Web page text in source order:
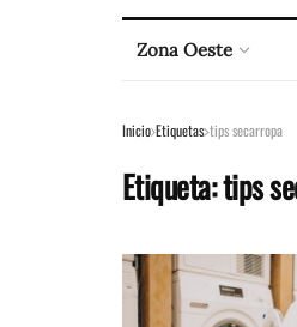
Zona Oeste
Inicio Etiquetas tips secarropa
Etiqueta:tips